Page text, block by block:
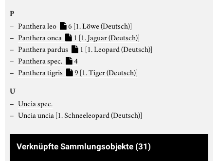
P
Panthera leo 6 [1. Löwe (Deutsch)]
Panthera onca
1 [1. Jaguar (Deutsch)]
Panthera pardus
1 [1. Leopard (Deutsch)]
Panthera spec.
4
Panthera tigris
9 [1. Tiger (Deutsch)]
U
Uncia spec.
Uncia uncia [1. Schneeleopard (Deutsch)]
Verknüpfte Sammlungsobjekte (31)